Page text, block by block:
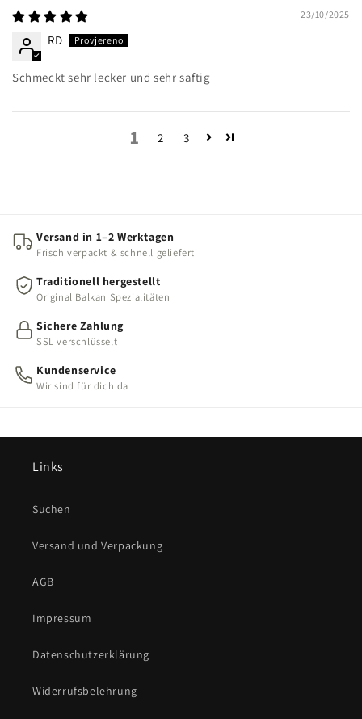
23/10/2025
RD
Schmeckt sehr lecker und sehr saftig
1 2 3
Versand in 1–2 Werktagen
Frisch verpackt & schnell geliefert
Traditionell hergestellt
Original Balkan Spezialitäten
Sichere Zahlung
SSL verschlüsselt
Kundenservice
Wir sind für dich da
Links
Suchen
Versand und Verpackung
AGB
Impressum
Datenschutzerklärung
Widerrufsbelehrung